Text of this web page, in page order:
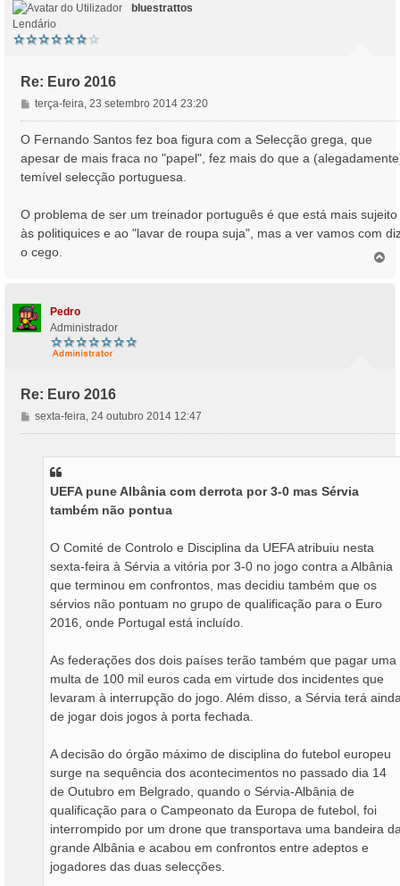
bluestrattos
Lendário
Re: Euro 2016
M
e
n
g
m
terça-feira, 23 setembro 2014 23:20
O Fernando Santos fez boa figura com a Selecção grega, que
apesar de mais fraca no "papel", fez mais do que a
temível selecção portuguesa.
O problema de ser um treinador português é que está mais sujeito
às politiquices e ao "lavar de roupa suja", mas a ver vamos com
o cego.
Pedro
Administrador
Re: Euro 2016
M
e
sexta-feira, 24 outubro 2014 12:47
UEFA pune Albânia com derrota por 3-0 mas Sérvia
também não pontua
O Comité de Controlo e Disciplina da UEFA atribuiu nesta
sexta-feira à Sérvia a vitória por 3-0 no jogo contra a Albânia
que terminou em confrontos, mas decidiu também que os
sérvios não pontuam no grupo de qualificação para o Euro
2016, onde Portugal está incluído.
As federações dos dois países terão também que pagar uma
multa de 100 mil euros cada em virtude dos incidentes que
levaram à interrupção do jogo. Além disso, a Sérvia terá
de jogar dois jogos à porta fechada.
A decisão do órgão máximo de disciplina do futebol europeu
surge na sequência dos acontecimentos no passado dia 14
de Outubro em Belgrado, quando o Sérvia-Albânia de
qualificação para o Campeonato da Europa de futebol, foi
interrompido por um drone que transportava uma bandeira
grande Albânia e acabou em confrontos entre adeptos e
jogadores das duas selecções.